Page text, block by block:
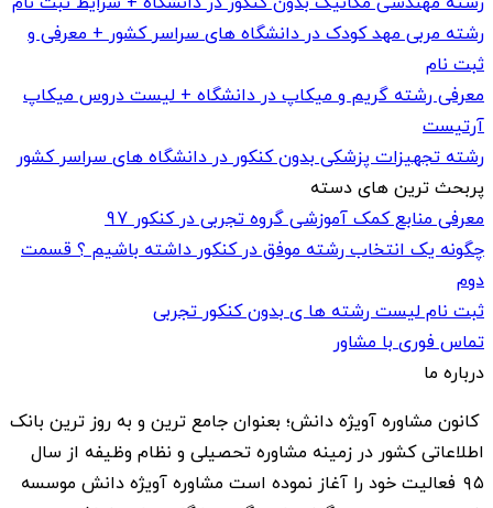
رشته مربی مهد کودک در دانشگاه های سراسر کشور + معرفی و
ثبت نام
معرفی رشته گریم و میکاپ در دانشگاه + لیست دروس میکاپ
آرتیست
رشته تجهیزات پزشکی بدون کنکور در دانشگاه های سراسر کشور
پربحث ترین های دسته
معرفی منابع کمک آموزشی گروه تجربی در کنکور 97
چگونه یک انتخاب رشته موفق در کنکور داشته باشیم ؟ قسمت
دوم
ثبت نام لیست رشته ها ی بدون کنکور تجربی
تماس فوری با مشاور
درباره ما
کانون مشاوره آویژه دانش؛ بعنوان جامع ترین و به روز ترین بانک
اطلاعاتی کشور در زمینه مشاوره تحصیلی و نظام وظیفه از سال
۹۵ فعالیت خود را آغاز نموده است مشاوره آویژه دانش موسسه